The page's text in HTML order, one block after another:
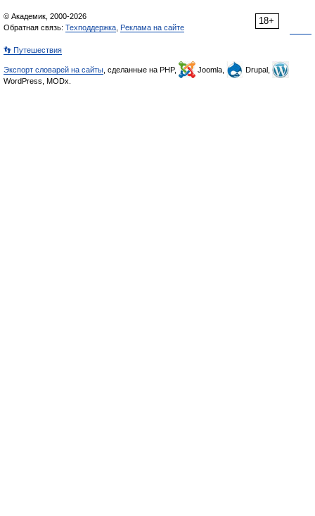
18+
© Академик, 2000-2026
Обратная связь: Техподдержка Реклама на сайте
👣 Путешествия
Экспорт словарей на сайты , сделанные на PHP, Joomla,
Drupal,
WordPress, MODx.